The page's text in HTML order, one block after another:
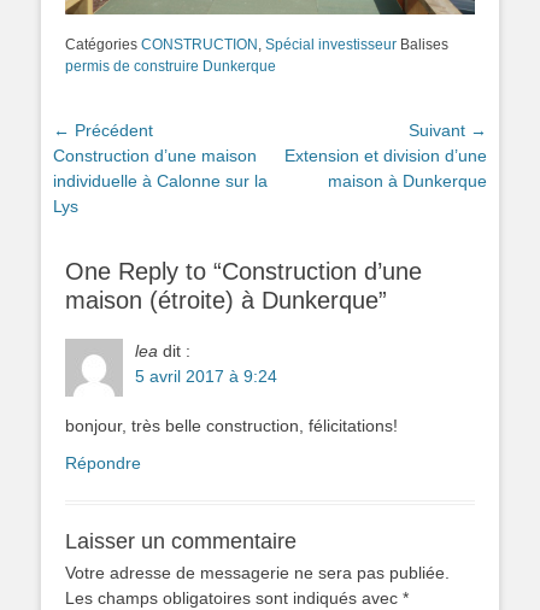
Catégories CONSTRUCTION , Spécial investisseur Balises
permis de construire Dunkerque
Navigation
de
l’article
← Précédent
Article
précédent :
Construction d’une maison
individuelle à Calonne sur la
Lys
Suivant →
Article
suivant :
Extension et division d’une
maison à Dunkerque
One Reply to “Construction d’une
maison (étroite) à Dunkerque”
lea dit :
5 avril 2017 à 9:24
bonjour, très belle construction, félicitations!
Répondre
Laisser un commentaire
Votre adresse de messagerie ne sera pas publiée.
Les champs obligatoires sont indiqués avec *